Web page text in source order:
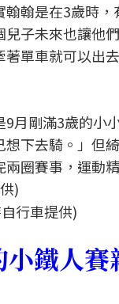
翰是在3歲時
子未來也讓他
著單車就可以出
9月剛滿3歲的小
想下去騎。」但
圈賽事，運動
行車提供)
鐵人